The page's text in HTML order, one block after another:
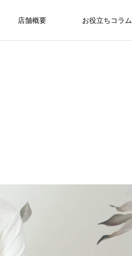
店舗概要 お役立ちコラム